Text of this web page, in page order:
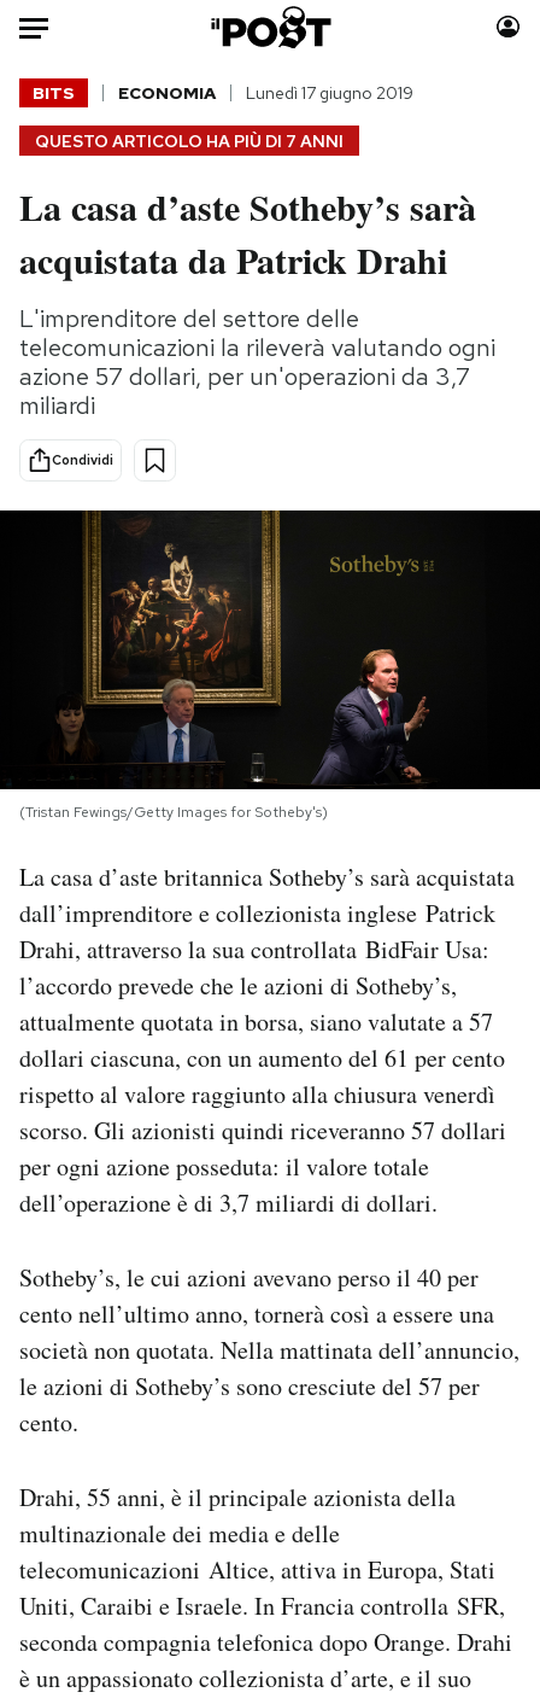
Auto
HOME
Italia
Politica
Tecnologia
Internet
Scienza
Cultura
Economia
Sport
Moda
Consumismi
Storie/Idee
Ok Boomer!
Media
PODCAST
NEWSLETTER
I MIEI PREFERITI
CALENDARIO
AREA PERSONALE
Area Personale
Newsletter
Notifiche mobile
Regala il Post
Hai bisogno di aiuto?
QUESTO ARTICOLO HA PIÙ DI 7 ANNI
BITS ECONOMIA Lunedì 17 giugno 2019
La casa d’aste Sotheby’s sarà
acquistata da Patrick Drahi
L'imprenditore del settore delle
telecomunicazioni la rileverà valutando ogni
azione 57 dollari, per un'operazioni da 3,7
miliardi
Condividi
(Tristan Fewings/Getty Images for Sotheby's)
La casa d’aste britannica Sotheby’s sarà acquistata
dall’imprenditore e collezionista inglese Patrick
Drahi, attraverso la sua controllata BidFair Usa:
l’accordo prevede che le azioni di Sotheby’s,
attualmente quotata in borsa, siano valutate a 57
dollari ciascuna, con un aumento del 61 per cento
rispetto al valore raggiunto alla chiusura venerdì
scorso. Gli azionisti quindi riceveranno 57 dollari
per ogni azione posseduta: il valore totale
dell’operazione è di 3,7 miliardi di dollari.
Sotheby’s, le cui azioni avevano perso il 40 per
cento nell’ultimo anno, tornerà così a essere una
società non quotata. Nella mattinata dell’annuncio,
le azioni di Sotheby’s sono cresciute del 57 per
cento.
Drahi, 55 anni, è il principale azionista della
multinazionale dei media e delle
telecomunicazioni Altice, attiva in Europa, Stati
Uniti, Caraibi e Israele. In Francia controlla SFR,
seconda compagnia telefonica dopo Orange. Drahi
è un appassionato collezionista d’arte, e il suo